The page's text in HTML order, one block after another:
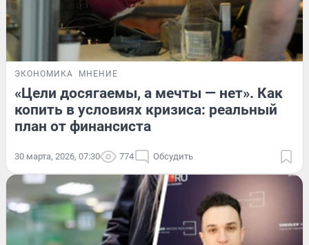
ЭКОНОМИКА МНЕНИЕ
«Цели досягаемы, а мечты — нет». Как
копить в условиях кризиса: реальный
план от финансиста
30 марта, 2026, 07:30 774 Обсудить